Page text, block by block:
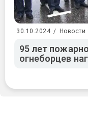
30.10.2024 / Новости
95 лет
огнеборцев